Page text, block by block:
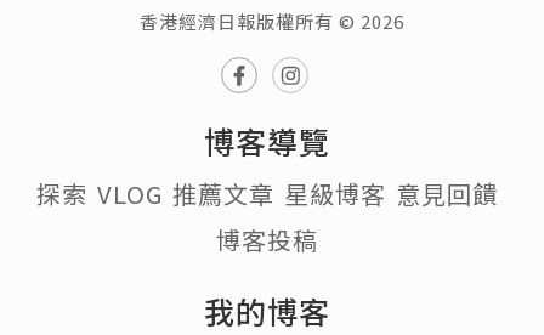
香港經濟日報版權所有 © 2026
博客導覽
探索 VLOG 推薦文章 星級博客 意見回饋
博客投稿
我的博客